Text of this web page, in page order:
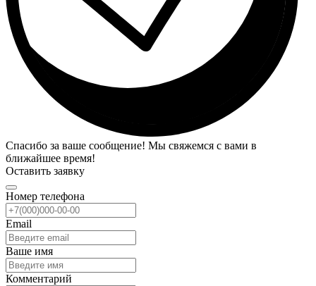
Спасибо за ваше сообщение! Мы свяжемся с вами в
ближайшее время!
Оставить заявку
Номер телефона
Email
Ваше имя
Комментарий